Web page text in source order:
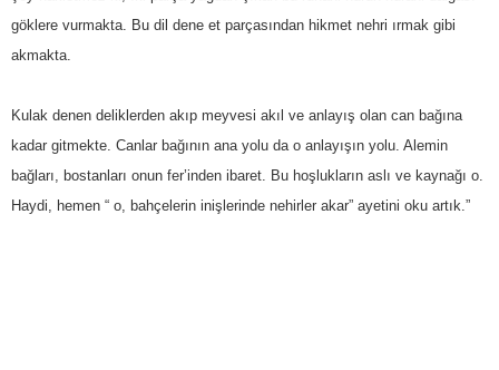
göklere vurmakta. Bu dil dene et parçasından hikmet nehri ırmak gibi
akmakta.
Kulak denen deliklerden akıp meyvesi akıl ve anlayış olan can bağına
kadar gitmekte. Canlar bağının ana yolu da o anlayışın yolu. Alemin
bağları, bostanları onun fer’inden ibaret. Bu hoşlukların aslı ve kaynağı o.
Haydi, hemen “ o, bahçelerin inişlerinde nehirler akar” ayetini oku artık.”